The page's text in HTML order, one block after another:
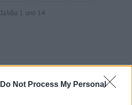
Do Not Process My Personal
Σελίδα 1 από 14